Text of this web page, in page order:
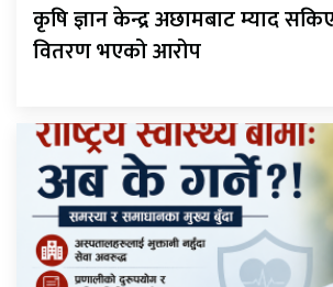
कृषि ज्ञान केन्द्र अछामबाट म्याद
वितरण भएको आरोप